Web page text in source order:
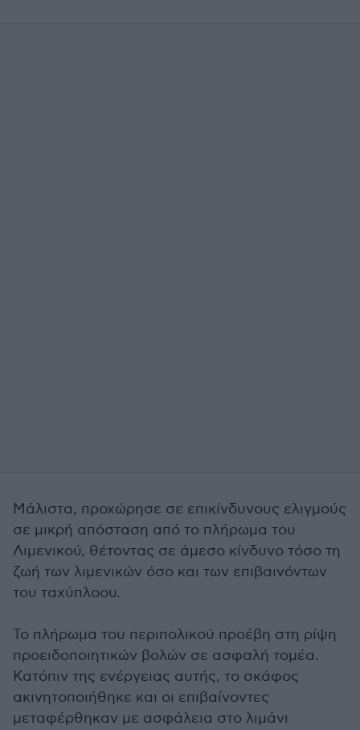
Μάλιστα, προχώρησε σε επικίνδυνους ελιγμούς
σε μικρή απόσταση από το πλήρωμα του
Λιμενικού, θέτοντας σε άμεσο κίνδυνο τόσο τη
ζωή των λιμενικών όσο και των επιβαινόντων
του ταχύπλοου.
Το πλήρωμα του περιπολικού προέβη στη ρίψη
προειδοποιητικών βολών σε ασφαλή τομέα.
Κατόπιν της ενέργειας αυτής, το σκάφος
ακινητοποιήθηκε και οι επιβαίνοντες
μεταφέρθηκαν με ασφάλεια στο λιμάνι